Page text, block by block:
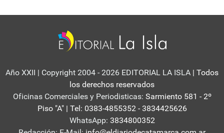
Año XXII | Copyright 2004 - 2026 EDITORIAL LA ISLA | Todos
los derechos reservados
Oficinas Comerciales y Periodisticas: Sarmiento 581 - 2º
Piso "A" | Tel: 0383-4855352 - 3834425626
WhatsApp: 3834800352